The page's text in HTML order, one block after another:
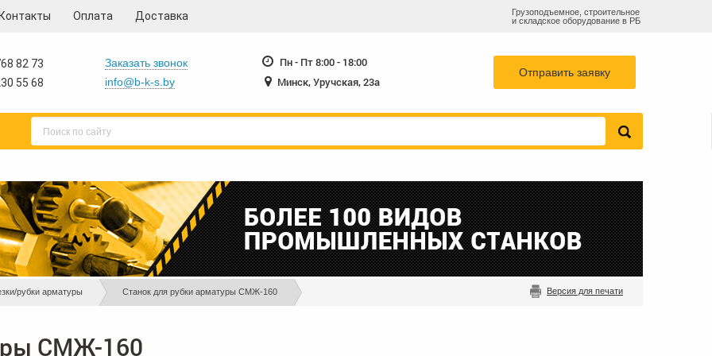
Контакты Оплата Доставка
+375 17 768-82-73 sales@b-k-s.by
Грузоподъемное, строительное
и складское оборудование в РБ
82 73
55 68
Заказать звонок
info@b-k-s.by
Пн - Пт 8:00 - 18:00
Минск, Уручская, 23а
Отправить заявку
рубки арматуры Станок для рубки арматуры СМЖ-160 Версия для печати
СМЖ-160